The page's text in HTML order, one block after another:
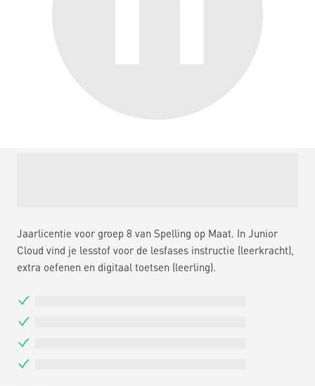
Jaarlicentie voor groep 8 van Spelling op Maat. In Junior
Cloud vind je lesstof voor de lesfases instructie (leerkracht),
extra oefenen en digitaal toetsen (leerling).